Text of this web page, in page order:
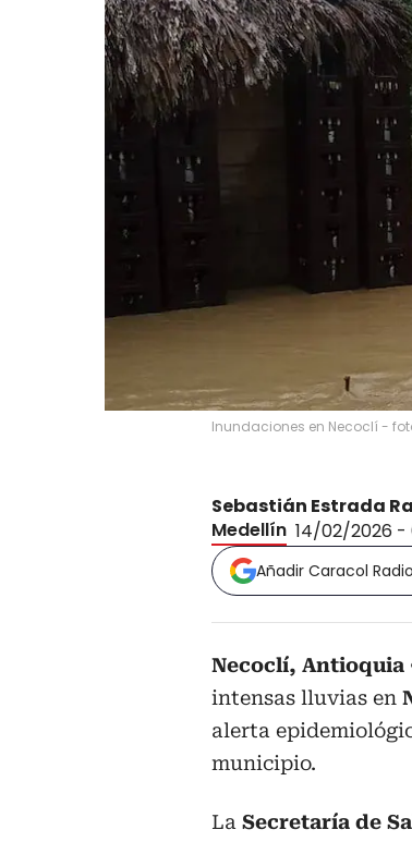
Inundaciones en Necoclí -
Sebastián Estrada
Medellín 14/02/2026 -
Añadir Caracol
Necoclí, Antioquia
intensas lluvias en
alerta
municipio.
La Secretaría de